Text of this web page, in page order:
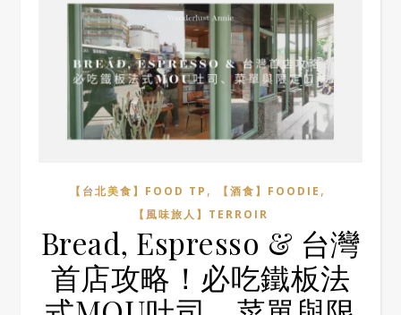
【台北美食】FOOD TP , 【酒食】FOODIE ,
【風味旅人】TERROIR
Bread, Espresso & 台灣
首店攻略！必吃鐵板法